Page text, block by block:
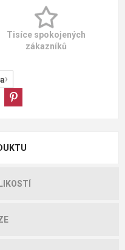
Tisíce spokojených
zákazníků